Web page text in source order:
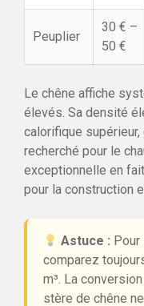
Peuplier
30 € –
50 €
Le chêne affiche
élevés. Sa densité
calorifique
recherché pour le
exceptionnelle en
pour la construction
Astuce :
comparez
m³. La
stère de chêne